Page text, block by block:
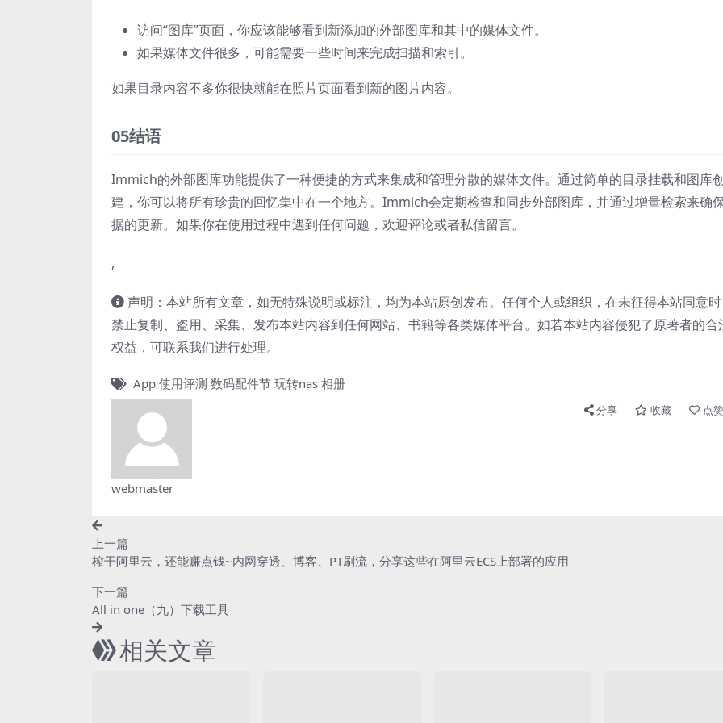
访问“图库”页面，你应该能够看到新添加的外部图库和其中的媒体文件。
如果媒体文件很多，可能需要一些时间来完成扫描和索引。
如果目录内容不多你很快就能在照片页面看到新的图片内容。
05结语
Immich的外部图库功能提供了一种便捷的方式来集成和管理分散的媒体文件。通过简单的目录挂载和图库
建，你可以将所有珍贵的回忆集中在一个地方。Immich会定期检查和同步外部图库，并通过增量检索来确
据的更新。如果你在使用过程中遇到任何问题，欢迎评论或者私信留言。
,
声明：本站所有文章，如无特殊说明或标注，均为本站原创发布。任何个人或组织，在未征得本站同意时
禁止复制、盗用、采集、发布本站内容到任何网站、书籍等各类媒体平台。如若本站内容侵犯了原著者的合
权益，可联系我们进行处理。
App 使用评测 数码配件节 玩转nas 相册
webmaster
分享 收藏 点
上一篇
榨干阿里云，还能赚点钱~内网穿透、博客、PT刷流，分享这些在阿里云ECS上部署的应用
下一篇
All in one（九）下载工具
相关文章